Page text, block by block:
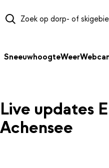
SneeuwhoogteWeer
Live updates
Achensee